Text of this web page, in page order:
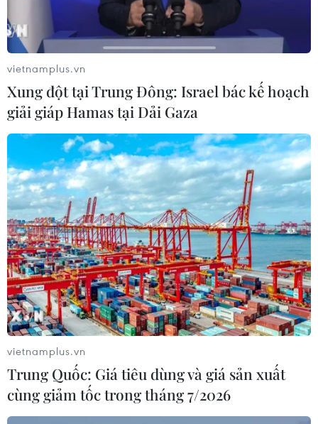
vietnamplus.vn
Xung đột tại Trung Đông: Israel bác kế hoạch
giải giáp Hamas tại Dải Gaza
vietnamplus.vn
Trung Quốc: Giá tiêu dùng và giá sản xuất
cùng giảm tốc trong tháng 7/2026